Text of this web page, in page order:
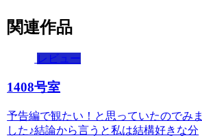
関連作品
レビュー
1408号室
予告編で観たい！と思っていたのでみま
した♪結論から言うと私は結構好きな分